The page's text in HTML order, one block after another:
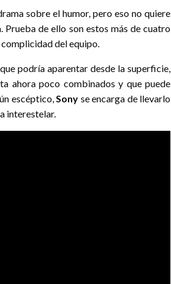
sobre el humor, pero eso no quiere
de ello son estos más de cuatro
del equipo.
podría aparentar desde la superficie,
ahora poco combinados y que puede
escéptico,Sony se encarga de llevarlo
interestelar.